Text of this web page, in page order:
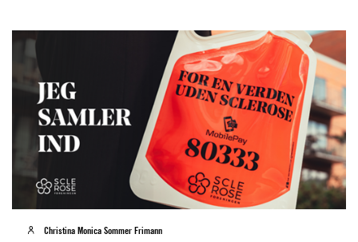
Christina Monica Sommer Frimann